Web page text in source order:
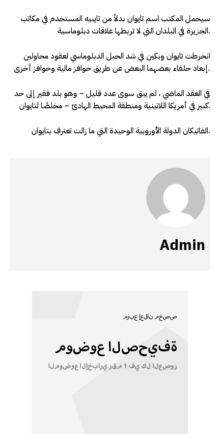
سيحمل المكتب اسم تايوان بدلاً من تايبيه المستخدم في مكاتب
الجزيرة في البلدان التي لا تربطها علاقات دبلوماسية.
انخرطت تايوان وبكين في شد الحبل الدبلوماسي لعقود محاولين
إبعاد حلفاء بعضهما البعض عن طريق حوافز مالية وحوافز أخرى.
في العقد الماضي ، لم يبق سوى عدد قليل – وهو بلد فقير إلى حد
كبير في أمريكا اللاتينية ومنطقة المحيط الهادئ – مخلصًا لتايوان.
الفاتيكان الدولة الأوروبية الوحيدة التي ما زالت تعترف بتايوان.
Admin